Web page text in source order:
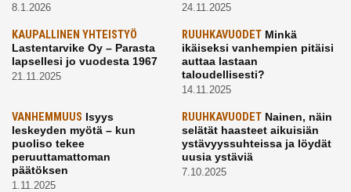
8.1.2026 24.11.2025
KAUPALLINEN YHTEISTYÖ
Lastentarvike Oy – Parasta
lapsellesi jo vuodesta 1967
21.11.2025
RUUHKAVUODETMinkä
ikäiseksi vanhempien pitäisi
auttaa lastaan
taloudellisesti?
14.11.2025
VANHEMMUUS Isyys
leskeyden myötä – kun
puoliso tekee
peruuttamattoman
päätöksen
1.11.2025
RUUHKAVUODETNainen, näin
selätät haasteet aikuisiän
ystävyyssuhteissa ja löydät
uusia ystäviä
7.10.2025